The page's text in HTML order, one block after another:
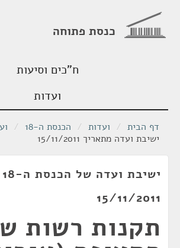
כנסת פתוחה
ח"כים וסיעות
ועדות
דף הבית / ועדות / הכנסת ה-18 /
ישיבת ועדה מתאריך 15/11/2011
15/11/2011
תקנות רשות